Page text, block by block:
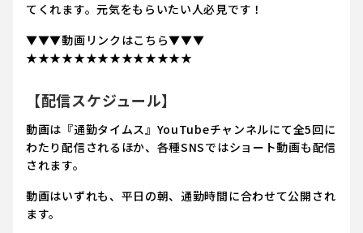
てくれます。元気をもらいたい人必見です！
▼▼▼動画リンクはこちら▼▼▼
★★★★★★★★★★★★★★
【配信スケジュール】
動画は『通勤タイムス』YouTubeチャンネルにて全5回に
わたり配信されるほか、各種SNSではショート動画も配信
されます。
動画はいずれも、平日の朝、通勤時間に合わせて公開され
ます。